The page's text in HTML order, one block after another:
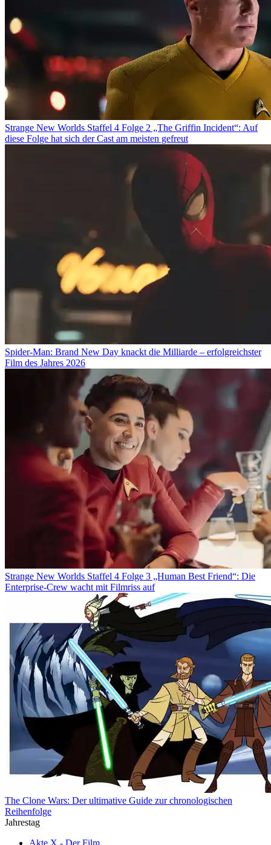
Strange New Worlds Staffel 4 Folge 2 „The Griffin Incident“: Auf
diese Folge hat sich der Cast am meisten gefreut
Spider-Man: Brand New Day knackt die Milliarde – erfolgreichster
Film des Jahres 2026
Strange New Worlds Staffel 4 Folge 3 „Human Best Friend“: Die
Enterprise-Crew wacht mit Filmriss auf
The Clone Wars: Der ultimative Guide zur chronologischen
Reihenfolge
Jahrestag
Akte X - Der Film